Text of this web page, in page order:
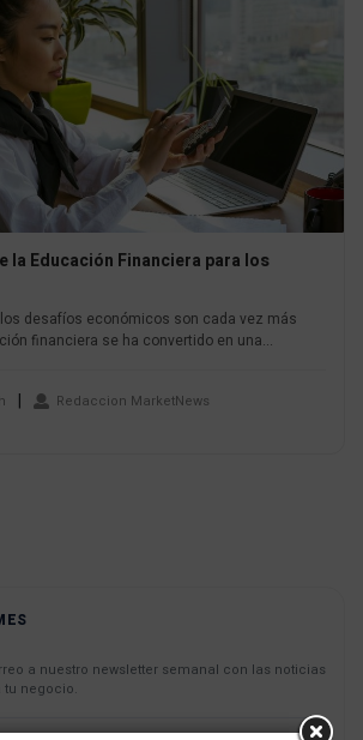
la Educación Financiera para los
desafíos económicos son cada vez más
financiera se ha convertido en una...
Redaccion MarketNews
a nuestro newsletter semanal con las noticias
tu negocio.